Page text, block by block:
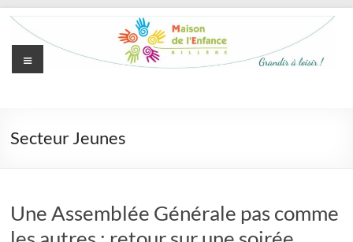
Aller
contenu
l'Enfance
Billère
Grandir
Menu
Secteur Jeunes
Une Assemblée Générale pas comme